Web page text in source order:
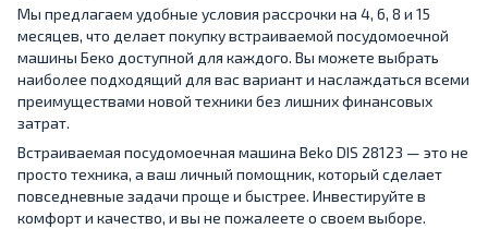
Мы предлагаем удобные условия рассрочки на 4, 6, 8 и 15
месяцев, что делает покупку встраиваемой посудомоечной
машины Беко доступной для каждого. Вы можете выбрать
наиболее подходящий для вас вариант и наслаждаться всеми
преимуществами новой техники без лишних финансовых
затрат.
Встраиваемая посудомоечная машина Beko DIS 28123 — это не
просто техника, а ваш личный помощник, который сделает
повседневные задачи проще и быстрее. Инвестируйте в
комфорт и качество, и вы не пожалеете о своем выборе.